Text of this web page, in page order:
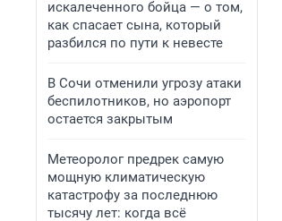
искалеченного бойца — о том,
как спасает сына, который
разбился по пути к невесте
В Сочи отменили угрозу атаки
беспилотников, но аэропорт
остается закрытым
Метеоролог предрек самую
мощную климатическую
катастрофу за последнюю
тысячу лет: когда всё